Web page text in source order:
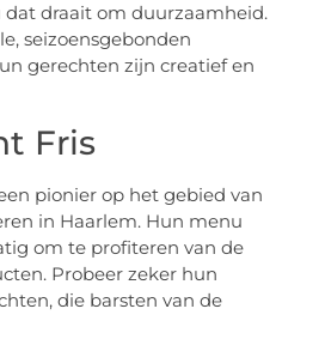
dat draait om duurzaamheid.
seizoensgebonden
gerechten zijn creatief en
Fris
pionier op het gebied van
in Haarlem. Hun menu
om te profiteren van de
Probeer zeker hun
die barsten van de